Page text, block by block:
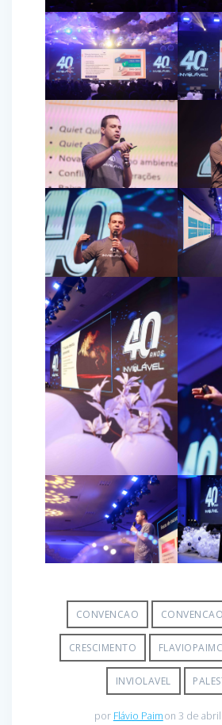
CONVENCAO
CRESCIMENTO
INVIOLAVEL
por Flávio Paimon 3 de